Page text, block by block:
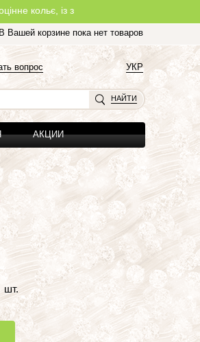
із замочком, з будь-якої нитки, яку Ви
В Вашей корзине пока нет товаров
вопрос УКР
НАЙТИ
АКЦИИ
шт.